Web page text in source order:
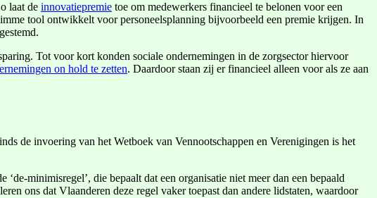
laat de innovatiepremie toe om medewerkers financieel te belonen voor een
tool ontwikkelt voor personeelsplanning bijvoorbeeld een premie krijgen. In
Tot voor kort konden sociale ondernemingen in de zorgsector hiervoor
on hold te zetten. Daardoor staan zij er financieel alleen voor als ze aan
de invoering van het Wetboek van Vennootschappen en Verenigingen is het
minimisregel’, die bepaalt dat een organisatie niet meer dan een bepaald
ons dat Vlaanderen deze regel vaker toepast dan andere lidstaten, waardoor